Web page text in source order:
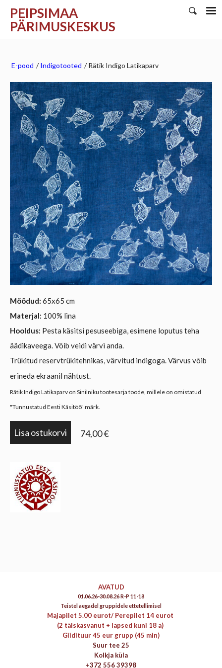
PEIPSIMAA
PÄRIMUSKESKUS
E-pood / Indigotooted / Rätik Indigo Latikaparv
Mõõdud: 65x65 cm
Materjal: 100% lina
Hooldus: Pesta käsitsi pesuseebiga, esimene loputus teha
äädikaveega. Võib veidi värvi anda.
Trükitud reservtrükitehnikas, värvitud indigoga. Värvus võib
erineda ekraanil nähtust.
Rätik Indigo Latikaparv on Sinilniku tootesarja toode, millele on omistatud
"Tunnustatud Eesti Käsitöö" märk.
Lisa ostukorvi 74,00 €
AVATUD
01.06.26-30.08.26 R-P 11-18
Teistel aegadel gruppidele ettetellimisel
Majapilet 5.00 eurot/ Perepilet 14 eurot
(2 täiskasvanut + lapsed kuni 18 a)
Giidituur 45 eur grupp (45 min)
Suur tee 25
Kolkja küla
+372 556 39398